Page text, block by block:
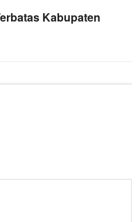
Kabupaten